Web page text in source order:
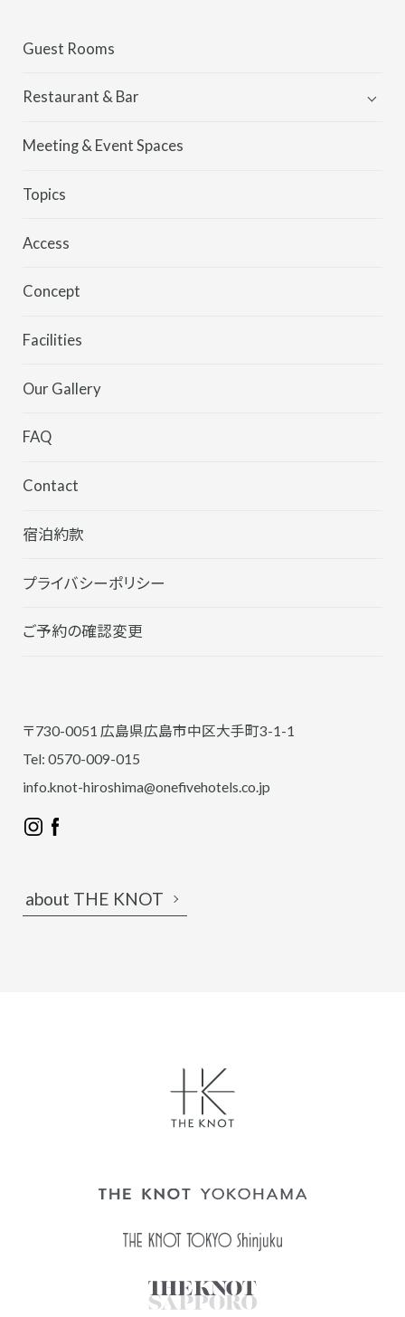
Guest Rooms
Restaurant & Bar
Kei
MORETHAN
Meeting & Event Spaces
Topics
Access
Concept
Facilities
Our Gallery
FAQ
Contact
宿泊約款
プライバシーポリシー
ご予約の確認変更
〒730-0051 広島県広島市中区大手町3-1-1
Tel: 0570-009-015
info.knot-hiroshima@onefivehotels.co.jp
about THE KNOT